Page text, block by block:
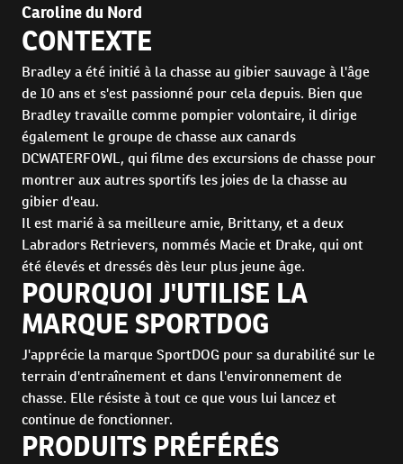
Caroline du Nord
CONTEXTE
Bradley a été initié à la chasse au gibier sauvage à l'âge
de 10 ans et s'est passionné pour cela depuis. Bien que
Bradley travaille comme pompier volontaire, il dirige
également le groupe de chasse aux canards
DCWATERFOWL, qui filme des excursions de chasse pour
montrer aux autres sportifs les joies de la chasse au
gibier d'eau.
Il est marié à sa meilleure amie, Brittany, et a deux
Labradors Retrievers, nommés Macie et Drake, qui ont
été élevés et dressés dès leur plus jeune âge.
POURQUOI J'UTILISE LA
MARQUE SPORTDOG
J'apprécie la marque SportDOG pour sa durabilité sur le
terrain d'entraînement et dans l'environnement de
chasse. Elle résiste à tout ce que vous lui lancez et
continue de fonctionner.
PRODUITS PRÉFÉRÉS